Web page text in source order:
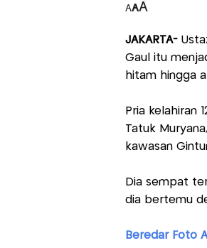
AAA
JAKARTA-
Gaul itu
hitam hingga
Pria kelahiran
Tatuk
kawasan
Dia sempat
dia bertemu
Beredar Foto